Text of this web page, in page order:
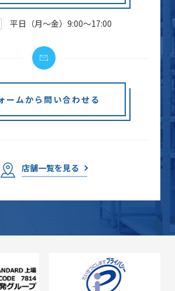
平日（月～金）9:00～17:00
ームから問い合わせる
店舗一覧を見る